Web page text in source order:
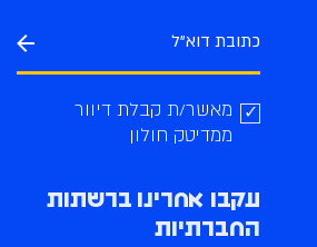
מאשר/ת קבלת דיוור
ממדיטק חולון
עקבו אחרינו ברשתות
החברתיות